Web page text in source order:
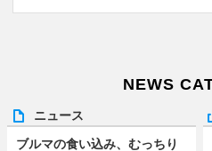
NEWS
ニュース
ブルマの食い込み、むっちり